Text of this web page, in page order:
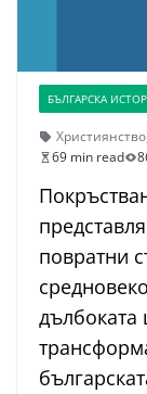
БЪЛГАРСКА
Християнство
69 min read
повратни
дълбоката